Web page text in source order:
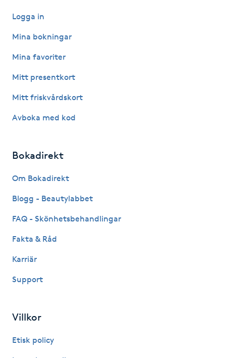
K18
Katun fransar
Keratinbehandling
Kinesisk medicin
Kiropraktik
Klippning
Klippning & Slingor
Klippning ungdom
Koppningsmassage
Logga in
Mina bokningar
Mina favoriter
Mitt presentkort
Mitt friskvårdskort
Avboka med kod
Bokadirekt
Om Bokadirekt
Blogg - Beautylabbet
FAQ - Skönhetsbehandlingar
Fakta & Råd
Karriär
Support
Villkor
Etisk policy